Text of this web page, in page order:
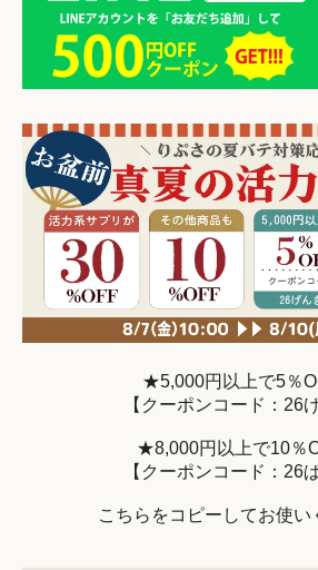
★5,000円以上で5％
【クーポンコード：26
★8,000円以上で10％
【クーポンコード：26
こちらをコピーしてお使い